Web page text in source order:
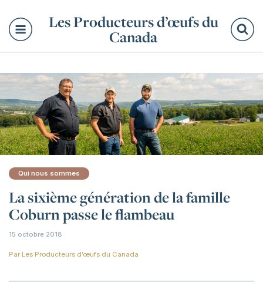
Les Producteurs d’œufs du
Canada
Qui nous sommes
La sixième génération de la famille
Coburn passe le flambeau
15 octobre 2018
Par Les Producteurs d’œufs du Canada